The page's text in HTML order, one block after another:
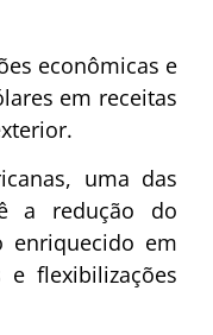
econômicas e
em receitas
uma das
a redução do
enriquecido em
flexibilizações